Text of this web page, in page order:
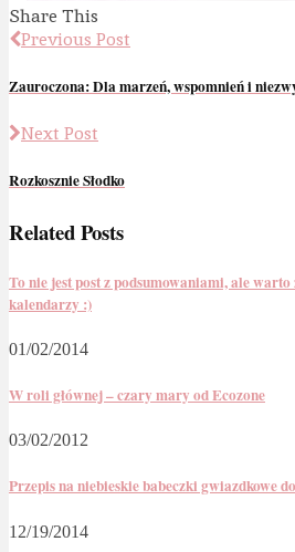
Share This
Previous Post
Zauroczona: Dla marzeń, wspomnień i
Next Post
Rozkosznie Słodko
Related Posts
To nie jest post z podsumowaniami, ale
kalendarzy :)
01/02/2014
W roli głównej – czary mary od Ecozone
03/02/2012
Przepis na niebieskie babeczki gwiazdkowe
12/19/2014